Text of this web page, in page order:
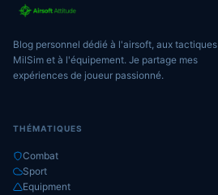
Blog personnel dédié à l'airsoft, aux tactiques
MilSim et à l'équipement. Je partage mes
expériences de joueur passionné.
THÉMATIQUES
Combat
Sport
Equipment